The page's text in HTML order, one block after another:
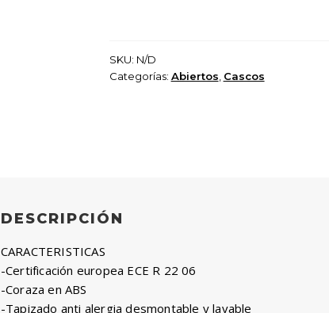
SKU: N/D
Categorías: Abiertos Cascos
DESCRIPCIÓN
CARACTERISTICAS
-Certificación europea ECE R 22 06
-Coraza en ABS
-Tapizado anti alergia desmontable y lavable